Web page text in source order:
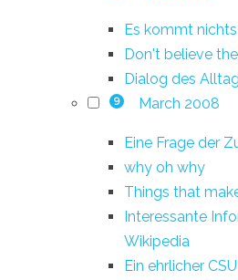
Es kommt
Don't believe
Dialog des
9 March 2008
Eine Frage der
why oh why
Things that
Interessante
Wikipedia
Ein ehrlicher